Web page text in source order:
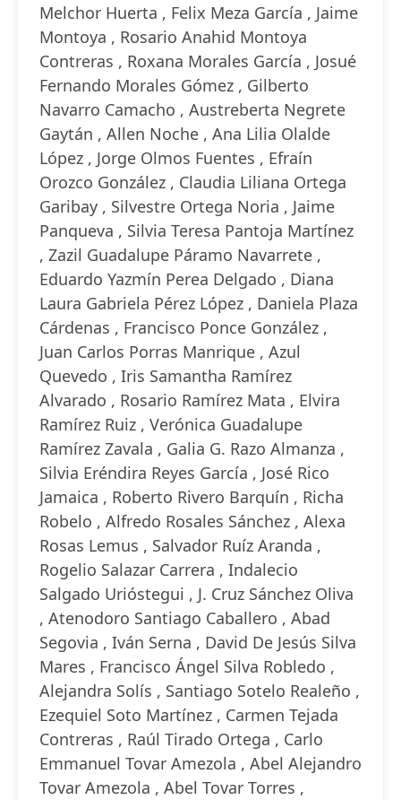
Melchor Huerta , Felix Meza García , Jaime
Montoya , Rosario Anahid Montoya
Contreras , Roxana Morales García , Josué
Fernando Morales Gómez , Gilberto
Navarro Camacho , Austreberta Negrete
Gaytán , Allen Noche , Ana Lilia Olalde
López , Jorge Olmos Fuentes , Efraín
Orozco González , Claudia Liliana Ortega
Garibay , Silvestre Ortega Noria , Jaime
Panqueva , Silvia Teresa Pantoja Martínez
, Zazil Guadalupe Páramo Navarrete ,
Eduardo Yazmín Perea Delgado , Diana
Laura Gabriela Pérez López , Daniela Plaza
Cárdenas , Francisco Ponce González ,
Juan Carlos Porras Manrique , Azul
Quevedo , Iris Samantha Ramírez
Alvarado , Rosario Ramírez Mata , Elvira
Ramírez Ruiz , Verónica Guadalupe
Ramírez Zavala , Galia G. Razo Almanza ,
Silvia Eréndira Reyes García , José Rico
Jamaica , Roberto Rivero Barquín , Richa
Robelo , Alfredo Rosales Sánchez , Alexa
Rosas Lemus , Salvador Ruíz Aranda ,
Rogelio Salazar Carrera , Indalecio
Salgado Urióstegui , J. Cruz Sánchez Oliva
, Atenodoro Santiago Caballero , Abad
Segovia , Iván Serna , David De Jesús Silva
Mares , Francisco Ángel Silva Robledo ,
Alejandra Solís , Santiago Sotelo Realeño ,
Ezequiel Soto Martínez , Carmen Tejada
Contreras , Raúl Tirado Ortega , Carlo
Emmanuel Tovar Amezola , Abel Alejandro
Tovar Amezola , Abel Tovar Torres ,